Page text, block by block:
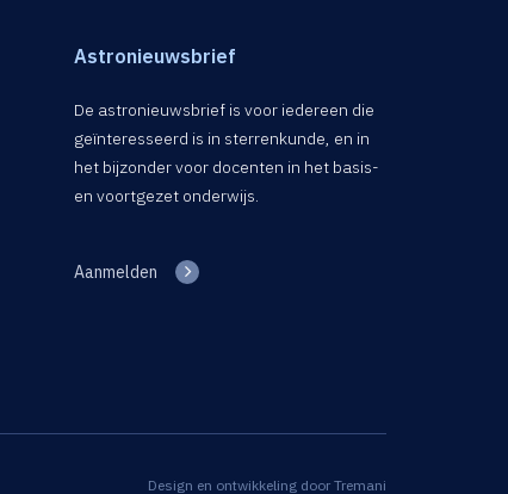
Astronieuwsbrief
De astronieuwsbrief is voor iedereen die
geïnteresseerd is in sterrenkunde, en in
het bijzonder voor docenten in het basis-
en voortgezet onderwijs.
Aanmelden
Design en ontwikkeling door Tremani